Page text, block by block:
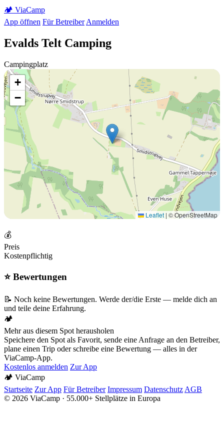
🏕️ ViaCamp
App öffnen Für Betreiber Anmelden
Evalds Telt Camping
Campingplatz
+
−
Leaflet | © OpenStreetMap
💰
Preis
Kostenpflichtig
⭐ Bewertungen
📝 Noch keine Bewertungen. Werde der/die Erste — melde dich an
und teile deine Erfahrung.
🏕️
Mehr aus diesem Spot herausholen
Speichere den Spot als Favorit, sende eine Anfrage an den Betreiber,
plane einen Trip oder schreibe eine Bewertung — alles in der
ViaCamp-App.
Kostenlos anmelden Zur App
🏕️ ViaCamp
Startseite Zur App Für Betreiber Impressum Datenschutz AGB
© 2026 ViaCamp · 55.000+ Stellplätze in Europa